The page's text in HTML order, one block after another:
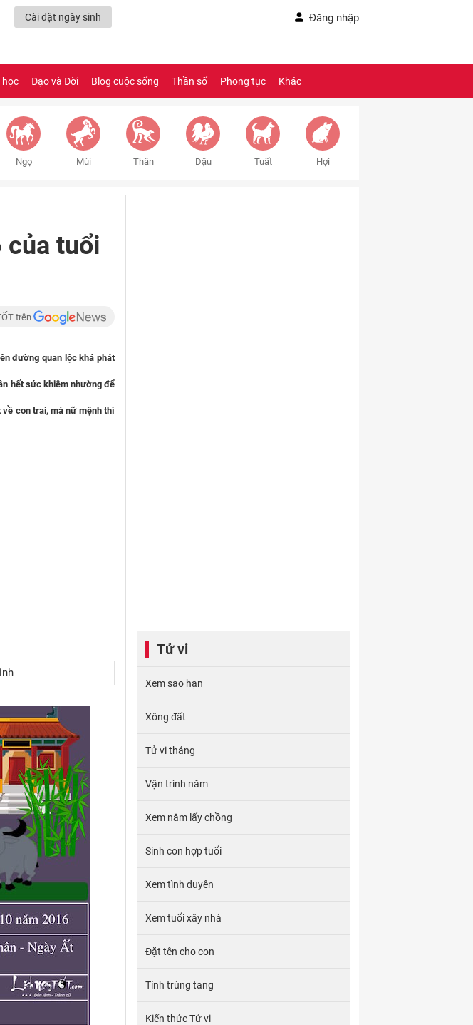
Cài đặt ngày sinh Đăng nhập
học Đạo và Đời Blog cuộc sống Thần số Phong tục Khác
Ngọ Mùi Thân Dậu Tuất Hợi
của tuổi
trên
đường quan lộc khá phát
hết sức khiêm nhường để
con trai, mà nữ mệnh thì
Tử vi
Xem sao hạn
Xông đất
Tử vi tháng
Vận trình năm
Xem năm lấy chồng
Sinh con hợp tuổi
Xem tình duyên
Xem tuổi xây nhà
Đặt tên cho con
Tính trùng tang
Kiến thức Tử vi